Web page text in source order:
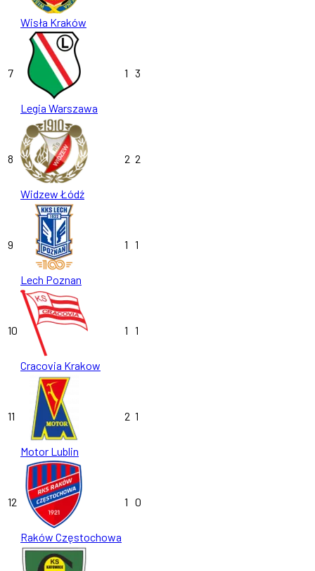
Wisła Kraków
7
Legia Warszawa
1 3
8
Widzew Łódź
2 2
9
Lech Poznan
1 1
10
Cracovia Krakow
1 1
11
Motor Lublin
2 1
12
Raków Częstochowa
1 0